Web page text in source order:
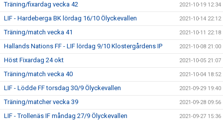
Träning/fixardag vecka 42 2021-10-19 12:34
LIF - Hardeberga BK lördag 16/10 Ölyckevallen 2021-10-14 22:12
Träning/match vecka 41 2021-10-11 22:18
Hallands Nations FF - LIF lördag 9/10 Klostergårdens IP 2021-10-08 21:00
Höst Fixardag 24 okt 2021-10-05 21:07
Träning/match vecka 40 2021-10-04 18:52
LIF - Lödde FF torsdag 30/9 Ölyckevallen 2021-09-29 19:40
Träning/matcher vecka 39 2021-09-28 09:56
LIF - Trollenäs IF måndag 27/9 Ölyckevallen 2021-09-27 15:36